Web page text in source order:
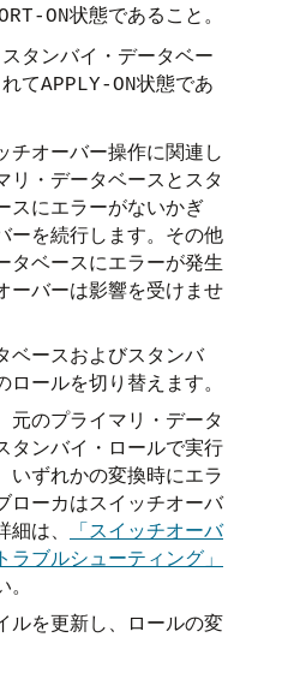
ON状態であること。
タンバイ・データベー
てAPPLY-ON状態であ
チオーバー操作に関連し
リ・データベースとスタ
スにエラーがないかぎ
ーを続行します。その他
タベースにエラーが発生
ーバーは影響を受けませ
ベースおよびスタンバ
ールを切り替えます。
元のプライマリ・データ
タンバイ・ロールで実行
いずれかの変換時にエラ
ローカはスイッチオーバ
は、
「スイッチオーバ
ブルシューティング」
ルを更新し、ロールの変